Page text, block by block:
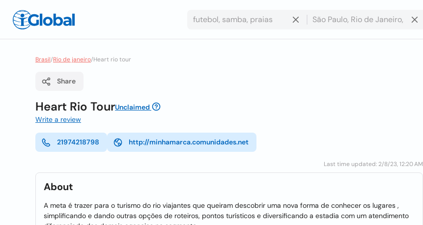
Brasil/Rio de janeiro/Heart rio tour
Share
Heart Rio TourUnclaimed
Write a review
21974218798 http://minhamarca.comunidades.net
Last time updated: 2/8/23, 12:20 AM
About
A meta é trazer para o turismo do rio viajantes que queiram descobrir uma nova forma de conhecer os lugares ,
simplificando e dando outras opções de roteiros, pontos turísticos e diversificando a estadia com um atendimento